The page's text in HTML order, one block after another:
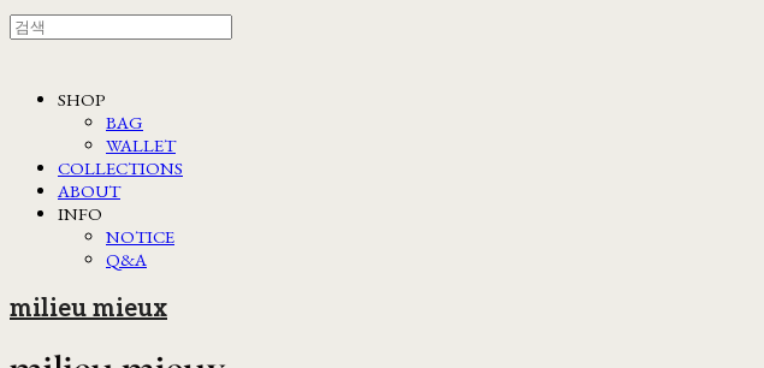
SHOP
BAG
WALLET
COLLECTIONS
ABOUT
INFO
NOTICE
Q&A
milieu mieux